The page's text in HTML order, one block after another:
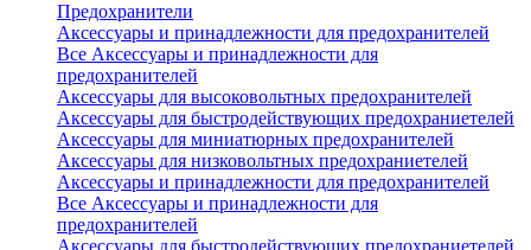
Предохранители
Аксессуары и принадлежности для предохранителей
Все Аксессуары и принадлежности для
предохранителей
Аксессуары для высоковольтных предохранителей
Аксессуары для быстродействующих предохраниетелей
Аксессуары для миниатюрных предохранителей
Аксессуары для низковольтных предохраниетелей
Аксессуары и принадлежности для предохранителей
Все Аксессуары и принадлежности для
предохранителей
Аксессуары для быстродействующих предохраниетелей